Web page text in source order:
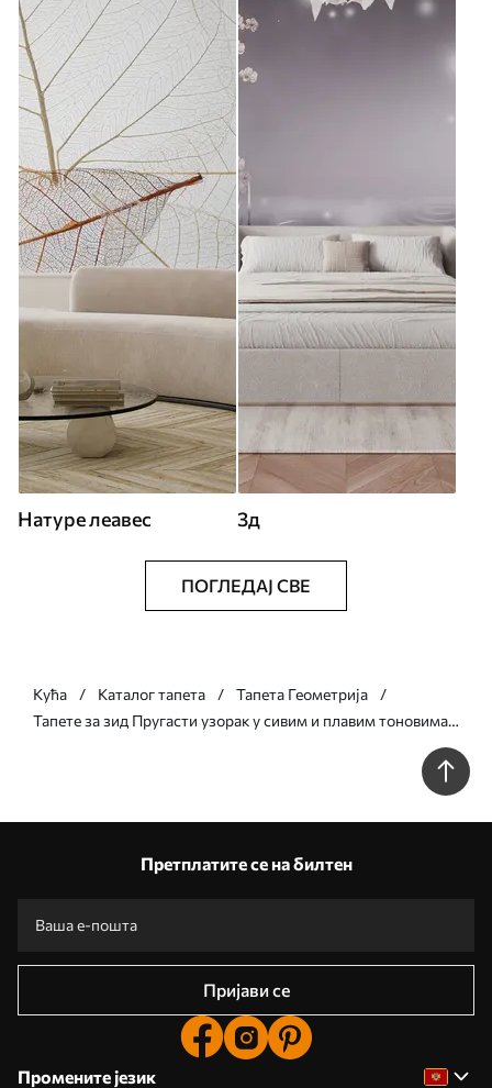
Натуре леавес 3д
ПОГЛЕДАЈ СВЕ
Кућа Каталог тапета
Тапета Геометрија
Тапете за зид Пругасти узорак у сивим и плавим тоновима
Претплатите се на билтен
Пријави се
Промените језик